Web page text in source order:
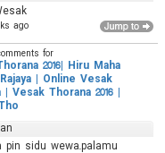
ago
for
2016| Hiru Maha
| Online Vesak
| Vesak Thorana 2016 |
pin sidu wewa.palamu